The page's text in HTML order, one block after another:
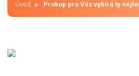
Úvod Prokop pro Vás vybírá ty